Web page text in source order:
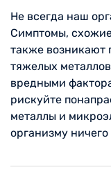
Не всегда наш
Симптомы,
также возникают
тяжелых
вредными
рискуйте
металлы и
организму